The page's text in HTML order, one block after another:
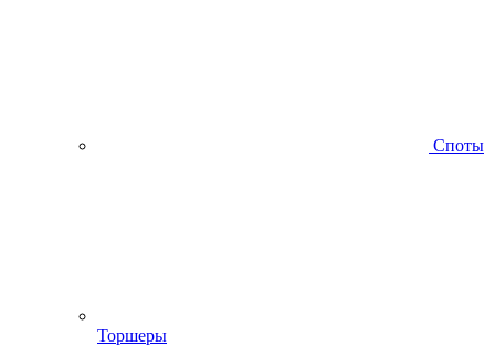
Споты
Торшеры